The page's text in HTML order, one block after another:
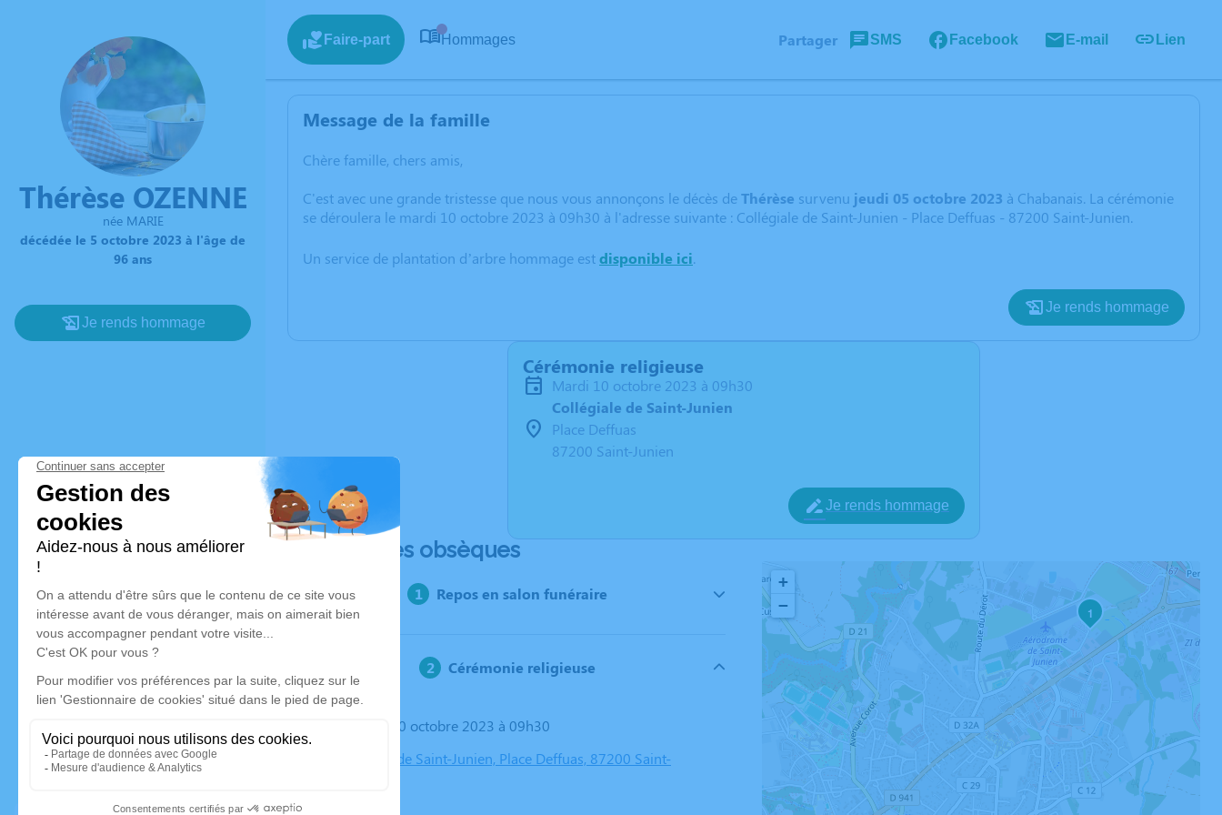
Thérèse OZENNE
née MARIE
décédée le 5 octobre 2023 à l'âge de
96 ans
Je rends hommage
Faire-part Hommages Partager SMS Facebook E-mail Lien
Message de la famille
Chère famille, chers amis,
C'est avec une grande tristesse que nous vous annonçons le décès deThérèse survenu jeudi 05 octobre 2023 à Chabanais. La cérémonie
se déroulera le mardi 10 octobre 2023 à 09h30 à l'adresse suivante : Collégiale de Saint-Junien - Place Deffuas - 87200 Saint-Junien.
Un service de plantation d’arbre hommage estdisponible ici.
Je rends hommage
Cérémonie religieuse
mardi 10 octobre 2023 à 09h30
Collégiale de Saint-Junien
Place Deffuas
87200 Saint-Junien
Je rends hommage
Déroulé des obsèques
Repos en salon funéraire
Cérémonie religieuse
Le mardi 10 octobre 2023 à 09h30
Collégiale de Saint-Junien, Place Deffuas, 87200 Saint-
1
+
−